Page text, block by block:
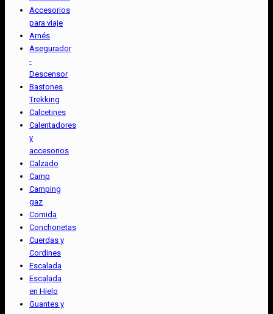
Accesorios
para viaje
Arnés
Asegurador
-
Descensor
Bastones
Trekking
Calcetines
Calentadores
y
accesorios
Calzado
Camp
Camping
gaz
Comida
Conchonetas
Cuerdas y
Cordines
Escalada
Escalada
en Hielo
Guantes y